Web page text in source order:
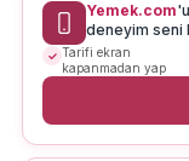
Yemek.com
deneyim seni
Tarifi ekran
kapanmadan yap